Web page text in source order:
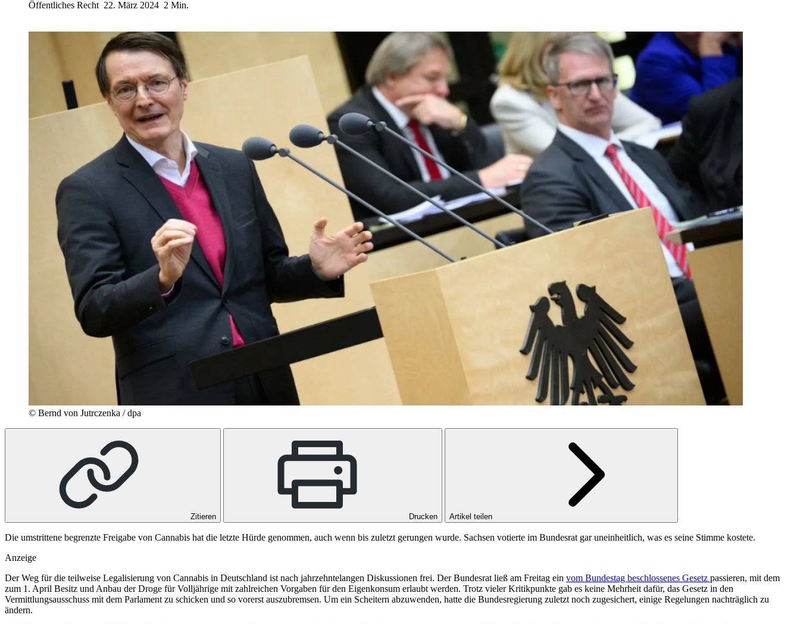
Öffentliches Recht 22. März 2024 2 Min.
© Bernd von Jutrczenka / dpa
Zitieren Drucken Artikel teilen
Die umstrittene begrenzte Freigabe von Cannabis hat die letzte Hürde genommen, auch wenn bis zuletzt gerungen wurde. Sachsen votierte im Bundesrat gar uneinheitlich, was es seine Stimme kostete.
Anzeige
Der Weg für die teilweise Legalisierung von Cannabis in Deutschland ist nach jahrzehntelangen Diskussionen frei. Der Bundesrat ließ am Freitag ein vom Bundestag beschlossenes Gesetz passieren, mit dem
zum 1. April Besitz und Anbau der Droge für Volljährige mit zahlreichen Vorgaben für den Eigenkonsum erlaubt werden. Trotz vieler Kritikpunkte gab es keine Mehrheit dafür, das Gesetz in den
Vermittlungsausschuss mit dem Parlament zu schicken und so vorerst auszubremsen. Um ein Scheitern abzuwenden, hatte die Bundesregierung zuletzt noch zugesichert, einige Regelungen nachträglich zu
ändern.